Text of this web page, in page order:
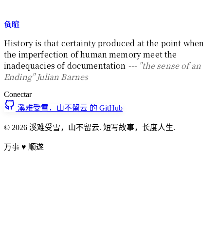
负暄
History is that certainty produced at the point when
the imperfection of human memory meet the
inadequacies of documentation --- "the sense of an
Ending" Julian Barnes
Conectar
溪难受雪，山不留云 的 GitHub
© 2026 溪难受雪，山不留云. 短写故事，长度人生.
万事 ♥ 顺遂